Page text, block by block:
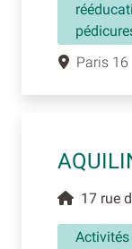
Paris 16
17 rue